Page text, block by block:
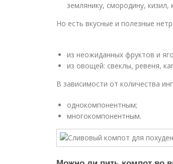
землянику, смородину,
Но есть вкусные и полезные
из неожиданных фруктов и
из овощей: свеклы, ревеня,
В зависимости от количества
однокомпонентным;
многокомпонентным.